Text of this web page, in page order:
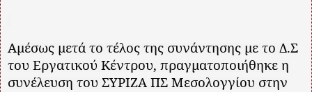
Αμέσως μετά το τέλος της συνάντησης με το Δ.Σ
του Εργατικού Κέντρου, πραγματοποιήθηκε η
συνέλευση του ΣΥΡΙΖΑ ΠΣ Μεσολογγίου στην